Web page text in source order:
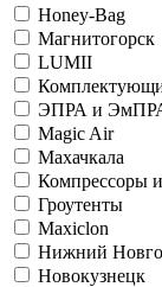
Honey-Bag
Магнитогорск
LUMII
ЭПРА и
Magic Air
Махачкала
Компрессоры
Гроутенты
Maxiclon
Нижний
Новокузнецк